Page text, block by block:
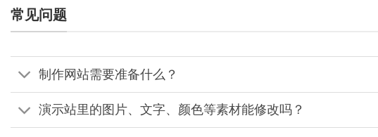
常见问题
制作网站需要准备什么？
演示站里的图片、文字、颜色等素材能修改吗？